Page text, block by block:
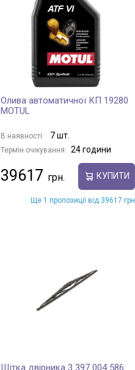
Олива автоматичної КП 19280
MOTUL
В наявності: 7 шт.
Термін очікування: 24 години
39617 КУПИТИ
Ще 1 пропозиції від 39617 грн
Щітка двірника 3 397 004 586